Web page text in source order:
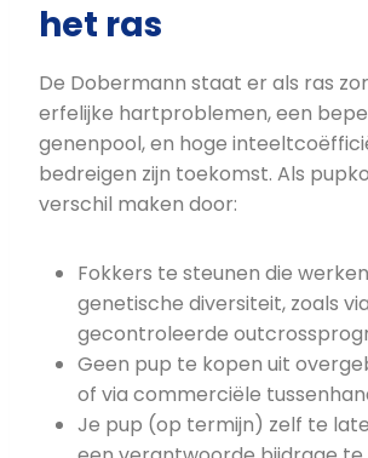
het ras
De Dobermann staat er als ras
erfelijke hartproblemen, een
genenpool, en hoge
bedreigen zijn toekomst. Als
verschil maken door:
Fokkers te steunen die
genetische diversiteit, zoals via
gecontroleerde
Geen pup te kopen uit
of via commerciële
Je pup (op termijn) zelf te